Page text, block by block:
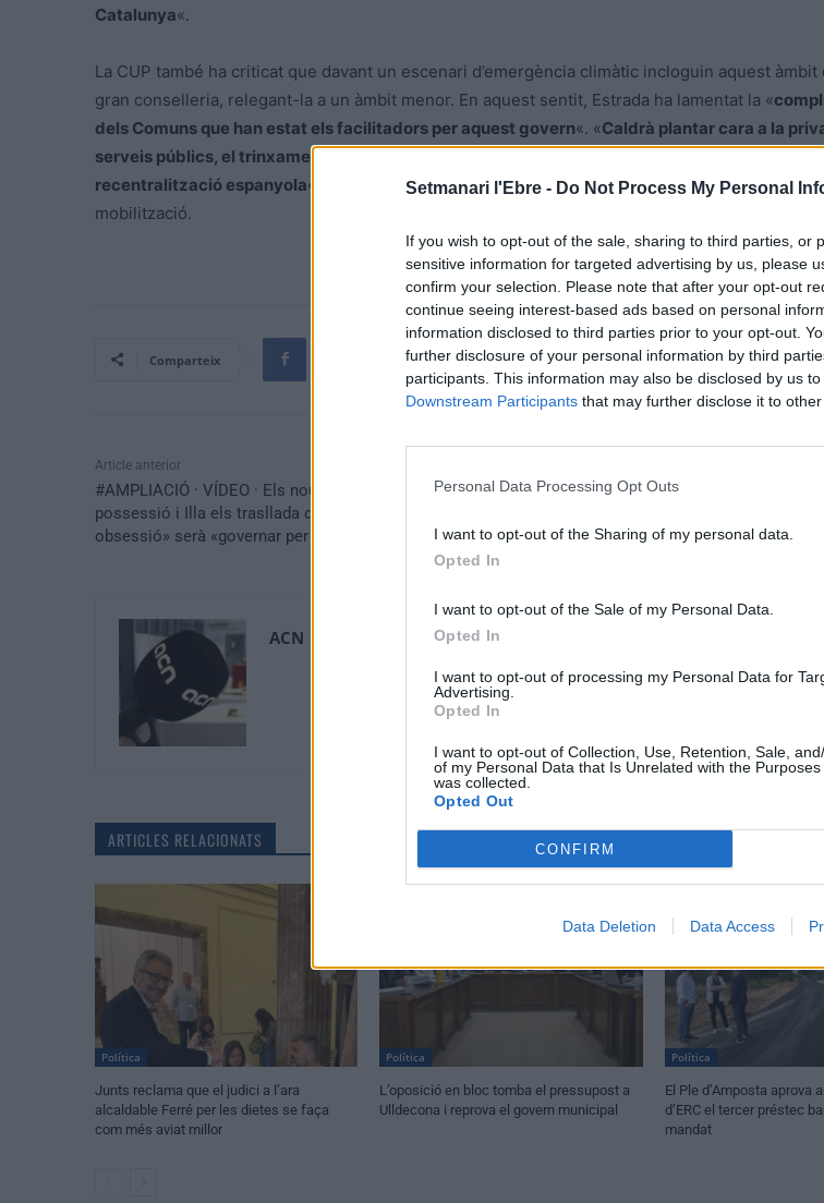
Setmanari l'Ebre - Do Not Process My Personal
If you wish to opt-out of the sale, sharing to third parties, or
sensitive information for targeted advertising by us, please
confirm your selection. Please note that after your opt-out
continue seeing interest-based ads based on personal
information disclosed to third parties prior to your opt-out.
further disclosure of your personal information by third
participants. This information may also be disclosed by us
Downstream Participants that may further disclose it to other
Personal Data Processing Opt Outs
I want to opt-out of the Sharing of my personal data.
Opted In
I want to opt-out of the Sale of my Personal Data.
Opted In
I want to opt-out of processing my Personal Data for
Advertising.
Opted In
I want to opt-out of Collection, Use, Retention, Sale,
of my Personal Data that Is Unrelated with the
was collected.
Opted Out
CONFIRM
Data Deletion Data Access
Catalunya«.
La CUP també ha criticat que davant un escenari d’emergència climàtic incloguin aquest àmbit
gran conselleria, relegant-la a un àmbit menor. En aquest sentit, Estrada ha lamentat la «
dels Comuns que han estat els facilitadors per aquest govern«. «Caldrà plantar cara a la
serveis públics, el trinxament del territori a base de macroprojectes, l’abandonament de la
recentralització espanyola«, ha avisat la líder de la CUP, que ha fet una crida a l’organització i
mobilització.
Comparteix
Article anterior
#AMPLIACIÓ · VÍDEO · Els nous consellers prenen
possessió i Illa els trasllada que el seu «neguit i
obsessió» serà «governar per a tothom»
Ulldecona prepara un segon pou
ACN
ARTICLES RELACIONATS
Política
Junts reclama que el judici a l’ara
alcaldable Ferré per les dietes se faça
com més aviat millor
Política
L’oposició en bloc tomba el pressupost a
Ulldecona i reprova el govern municipal
Política
El Ple d’Amposta aprova
d’ERC el tercer préstec
mandat